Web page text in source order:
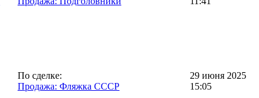
По сделке:
Продажа: Фляжка СССР
29 июня 2025
15:05